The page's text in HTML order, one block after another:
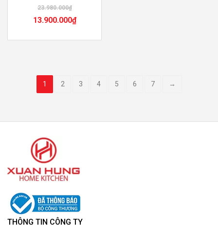
23.980.000₫
13.900.000₫
1 2 3 4 5 6 7 →
THÔNG TIN CÔNG TY